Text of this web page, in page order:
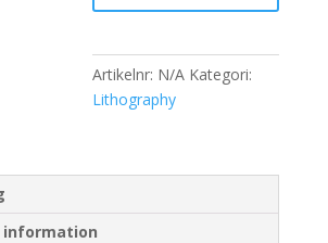
Artikelnr: N/A Kategori:
Lithography